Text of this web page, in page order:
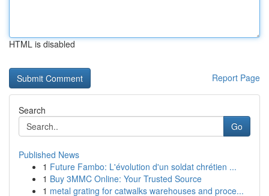
HTML is disabled
Report Page
Search
Go
Published News
1 Future Fambo: L'évolution d'un soldat chrétien ...
1 Buy 3MMC Online: Your Trusted Source
1 metal grating for catwalks warehouses and proce...